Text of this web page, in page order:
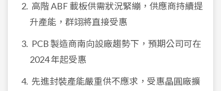
高階 ABF 載板供需狀況緊繃，供應商持續提
升產能，群翊將直接受惠
PCB 製造商南向設廠趨勢下，預期公司可在
2024 年起受惠
先進封裝產能嚴重供不應求，受惠晶圓廠擴